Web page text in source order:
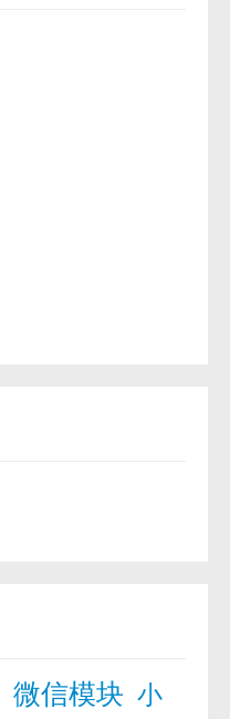
微信模块 小